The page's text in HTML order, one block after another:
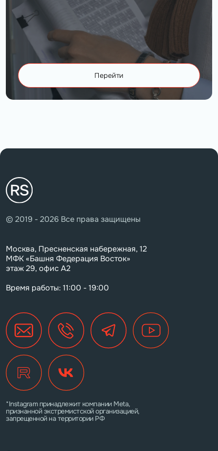
Перейти
© 2019 - 2026 Все права защищены
Москва, Пресненская набережная, 12
МФК «Башня Федерация Восток»
этаж 29, офис А2
Время работы: 11:00 - 19:00
*Instagram принадлежит компании Meta,
признанной экстремистской организацией,
запрещенной на территории РФ